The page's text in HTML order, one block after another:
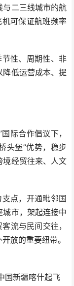
二三线城市的航
可保证航班频率
性、周期性、非
低运营成本、提
际合作倡议下，
头堡”优势，稳步
境经贸往来、人文
点，开通毗邻国
城市，架起连接中
流与民间交往，
放的重要纽带。
国新疆喀什起飞